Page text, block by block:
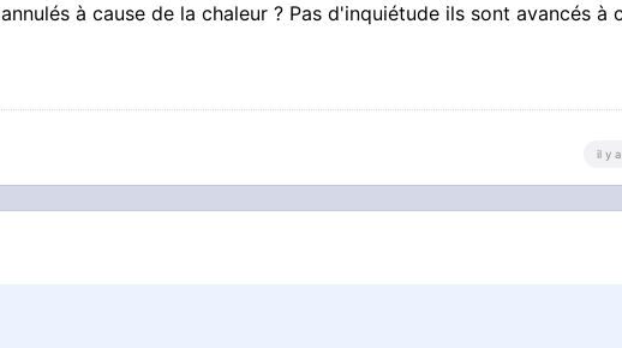
à cause de la chaleur ? Pas d'inquiétude ils sont avancés à
il y